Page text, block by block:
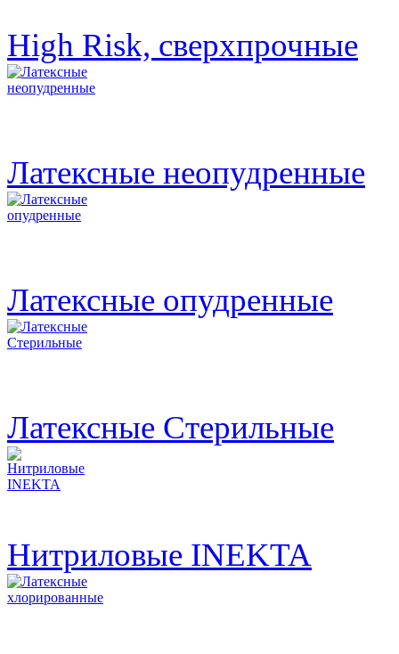
High Risk, сверхпрочные
Латексные неопудренные
Латексные опудренные
Латексные Стерильные
Нитриловые INEKTA